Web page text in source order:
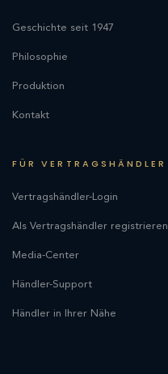
Geschichte seit 1947
Philosophie
Produktion
Kontakt
FÜR VERTRAGSHÄNDLER
Vertragshändler-Login
Als Vertragshändler registrieren
Media-Center
Händler-Support
Händler in Ihrer Nähe